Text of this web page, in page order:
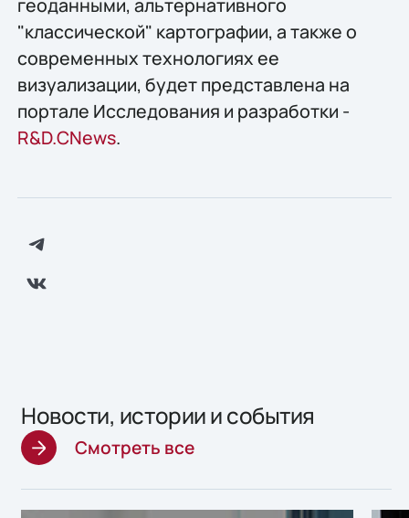
"классической" картографии, а также о
современных технологиях ее
визуализации, будет представлена на
портале Исследования и разработки -
R&D.CNews.
Новости, истории и события
Смотреть все